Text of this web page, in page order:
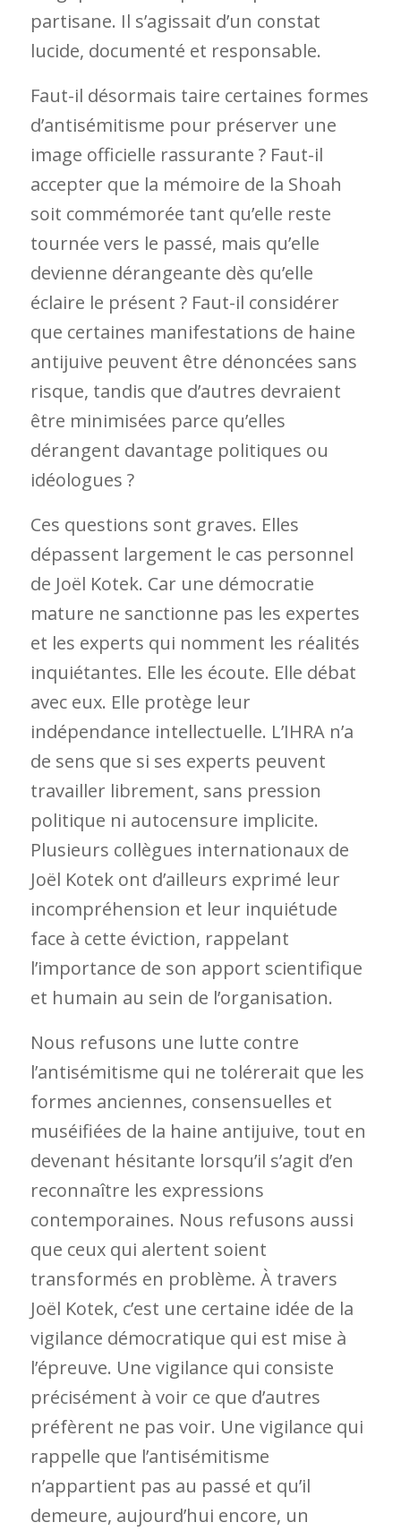
partisane. Il s’agissait d’un constat
lucide, documenté et responsable.
Faut-il désormais taire certaines formes
d’antisémitisme pour préserver une
image officielle rassurante ? Faut-il
accepter que la mémoire de la Shoah
soit commémorée tant qu’elle reste
tournée vers le passé, mais qu’elle
devienne dérangeante dès qu’elle
éclaire le présent ? Faut-il considérer
que certaines manifestations de haine
antijuive peuvent être dénoncées sans
risque, tandis que d’autres devraient
être minimisées parce qu’elles
dérangent davantage politiques ou
idéologues ?
Ces questions sont graves. Elles
dépassent largement le cas personnel
de Joël Kotek. Car une démocratie
mature ne sanctionne pas les expertes
et les experts qui nomment les réalités
inquiétantes. Elle les écoute. Elle débat
avec eux. Elle protège leur
indépendance intellectuelle. L’IHRA n’a
de sens que si ses experts peuvent
travailler librement, sans pression
politique ni autocensure implicite.
Plusieurs collègues internationaux de
Joël Kotek ont d’ailleurs exprimé leur
incompréhension et leur inquiétude
face à cette éviction, rappelant
l’importance de son apport scientifique
et humain au sein de l’organisation.
Nous refusons une lutte contre
l’antisémitisme qui ne tolérerait que les
formes anciennes, consensuelles et
muséifiées de la haine antijuive, tout en
devenant hésitante lorsqu’il s’agit d’en
reconnaître les expressions
contemporaines. Nous refusons aussi
que ceux qui alertent soient
transformés en problème. À travers
Joël Kotek, c’est une certaine idée de la
vigilance démocratique qui est mise à
l’épreuve. Une vigilance qui consiste
précisément à voir ce que d’autres
préfèrent ne pas voir. Une vigilance qui
rappelle que l’antisémitisme
n’appartient pas au passé et qu’il
demeure, aujourd’hui encore, un